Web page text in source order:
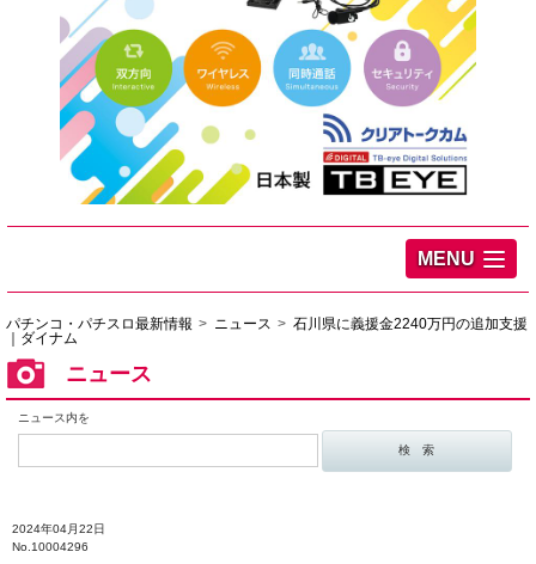
MENU
パチンコ・パチスロ最新情報 ニュース
石川県に義援金2240万円の追加支援
｜ダイナム
ニュース
ニュース内を
2024年04月22日
No.10004296